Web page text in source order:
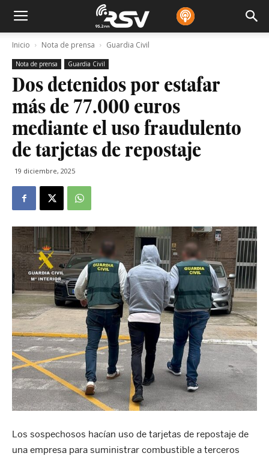
Inicio Nota de prensa Guardia Civil
Nota de prensa Guardia Civil
Dos detenidos por estafar
más de 77.000 euros
mediante el uso fraudulento
de tarjetas de repostaje
19 diciembre, 2025
Los sospechosos hacían uso de tarjetas de repostaje de
una empresa para suministrar combustible a terceros